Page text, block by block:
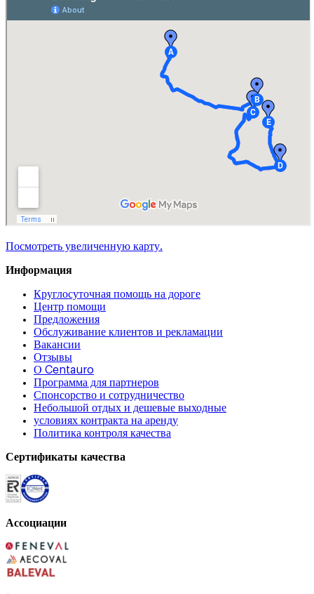
Посмотреть увеличенную карту.
Информация
Круглосуточная помощь на дороге
Центр помощи
Предложения
Обслуживание клиентов и рекламации
Вакансии
Отзывы
О Centauro
Программа для партнеров
Спонсорство и сотрудничество
Небольшой отдых и дешевые выходные
условиях контракта на аренду
Политика контроля качества
Сертификаты качества
Ассоциации